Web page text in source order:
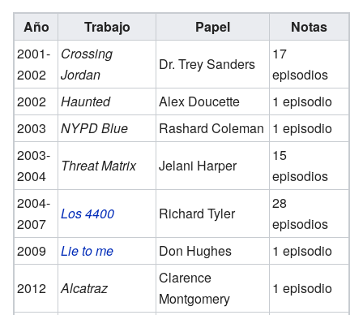
Año Trabajo Papel
Notas
2001-
2002
Crossing
Jordan
Dr. Trey Sanders
17
episodios
2002
Haunted Alex Doucette
1 episodio
2003
NYPD Blue Rashard Coleman 1 episodio
2003-
2004
Threat Matrix Jelani Harper
15
episodios
2004-
2007
Los 4400 Richard Tyler
28
episodios
2009
Lie to me Don Hughes
1 episodio
2012
Alcatraz
Clarence
Montgomery
1 episodio